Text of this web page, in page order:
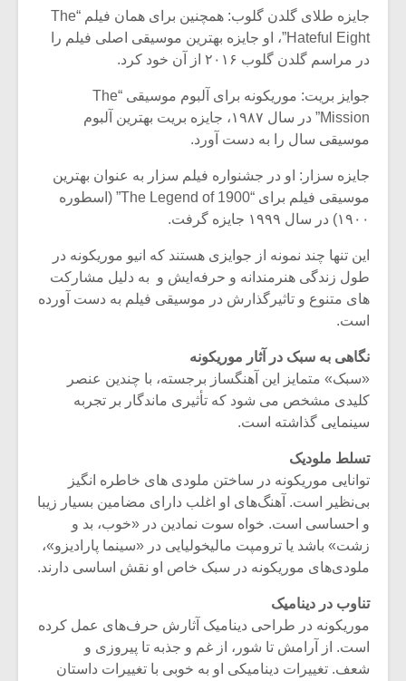
جایزه طلای گلدن گلوب: همچنین برای همان فیلم “The
Hateful Eight”، او جایزه بهترین موسیقی اصلی فیلم را
در مراسم گلدن گلوب ۲۰۱۶ از آن خود کرد.
جوایز بریت: موریکونه برای آلبوم موسیقی “The
Mission” در سال ۱۹۸۷، جایزه بریت بهترین آلبوم
موسیقی سال را به دست آورد.
جایزه سزار: او در جشنواره فیلم سزار به عنوان بهترین
موسیقی فیلم برای “The Legend of 1900” (اسطوره
۱۹۰۰) در سال ۱۹۹۹ جایزه گرفت.
این تنها چند نمونه از جوایزی هستند که انیو موریکونه در
طول زندگی هنرمندانه و حرفه‌ایش و به دلیل مشارکت
‌های متنوع و تاثیرگذارش در موسیقی فیلم به دست آورده
است.
نگاهی به سبک در آثار موریکونه
«سبک» متمایز این آهنگساز برجسته، با چندین عنصر
کلیدی مشخص می شود که تأثیری ماندگار بر تجربه
سینمایی گذاشته است.
تسلط ملودیک
توانایی موریکونه در ساختن ملودی ‌های خاطره انگیز
بی‌نظیر است. آهنگ‌‌های او اغلب دارای مضامین بسیار زیبا
و احساسی است. خواه سوت نمادین در «خوب، بد و
زشت» باشد یا ترومپت مالیخولیایی در «سینما پارادیزو»،
ملودی‌‌های موریکونه در سبک خاص او نقش اساسی دارند.
تناوب در دینامیک
موریکونه در طراحی دینامیک آثارش حرف‌های عمل کرده
است. از آرامش تا شور، از غم و جذبه تا پیروزی و
شعف. تغییرات دینامیکی او به خوبی با تغییرات داستان
میکلوش روژا
شیش و نیم»
اگر نمی توانی
مشهورترین باشی،
بدنام ترین باش
برگزار
موسیقی